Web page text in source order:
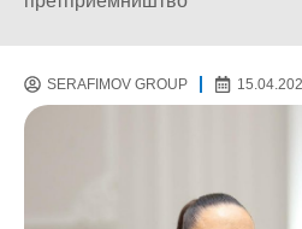
SERAFIMOV GROUP